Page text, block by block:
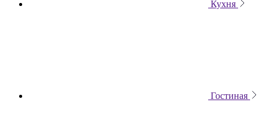
Кухня
Гостиная